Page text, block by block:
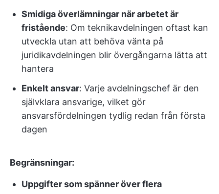
Smidiga överlämningar när arbetet är
fristående: Om teknikavdelningen oftast kan
utveckla utan att behöva vänta på
juridikavdelningen blir övergångarna lätta att
hantera
Enkelt ansvar: Varje avdelningschef är den
självklara ansvarige, vilket gör
ansvarsfördelningen tydlig redan från första
dagen
Begränsningar:
Uppgifter som spänner över flera